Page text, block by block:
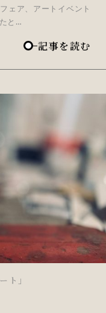
ェア、アートイベント
と…
記事を読む
ト」